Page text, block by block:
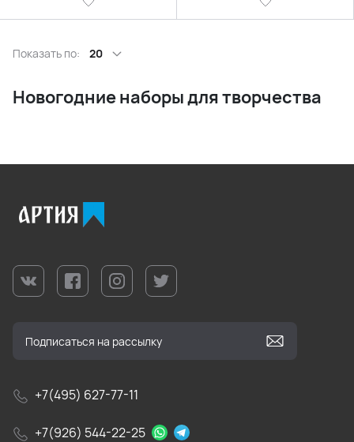
Показать по: 20
Новогодние наборы для творчества
+7(495) 627-77-11
+7(926) 544-22-25